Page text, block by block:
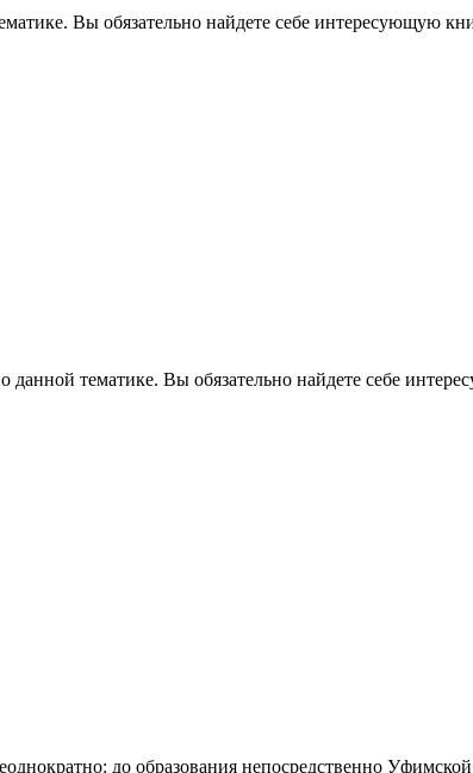
Вы обязательно найдете себе интересующую
тематике. Вы обязательно найдете себе
до образования непосредственно